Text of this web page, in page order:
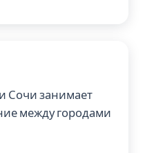
Сочи занимает
между городами